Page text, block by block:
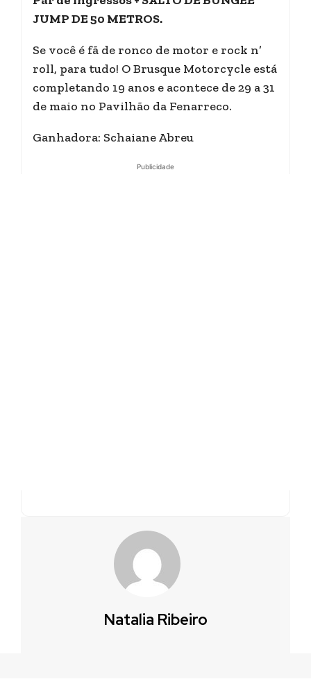
JUMP DE 50 METROS.
Se você é fã de ronco de motor e rock n’
roll, para tudo! O Brusque Motorcycle está
completando 19 anos e acontece de 29 a 31
de maio no Pavilhão da Fenarreco.
Ganhadora: Schaiane Abreu
Publicidade
Natalia Ribeiro